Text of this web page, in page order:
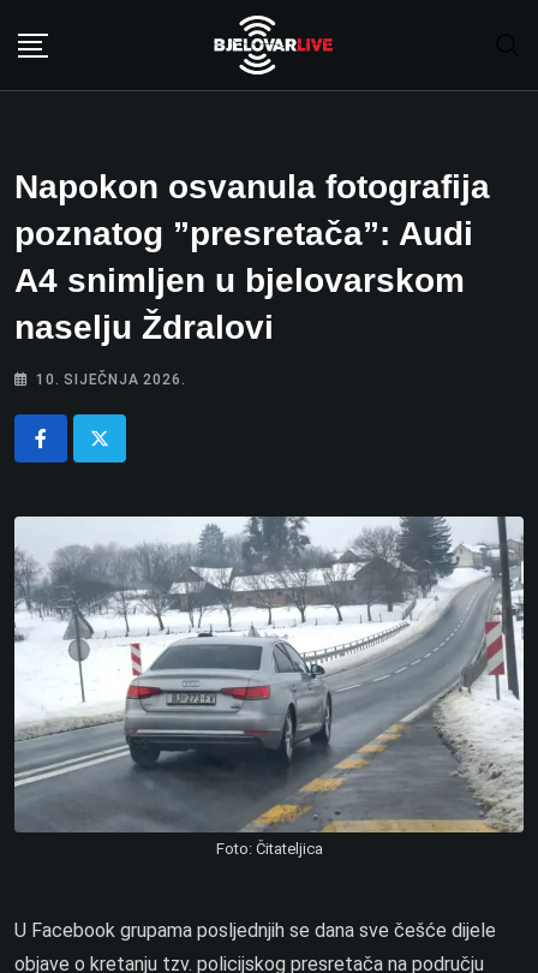
Napokon osvanula fotografija
poznatog ”presretača”: Audi
A4 snimljen u bjelovarskom
naselju Ždralovi
10. SIJEČNJA 2026.
Foto: Čitateljica
U Facebook grupama posljednjih se dana sve češće dijele
objave o kretanju tzv. policijskog presretača na području